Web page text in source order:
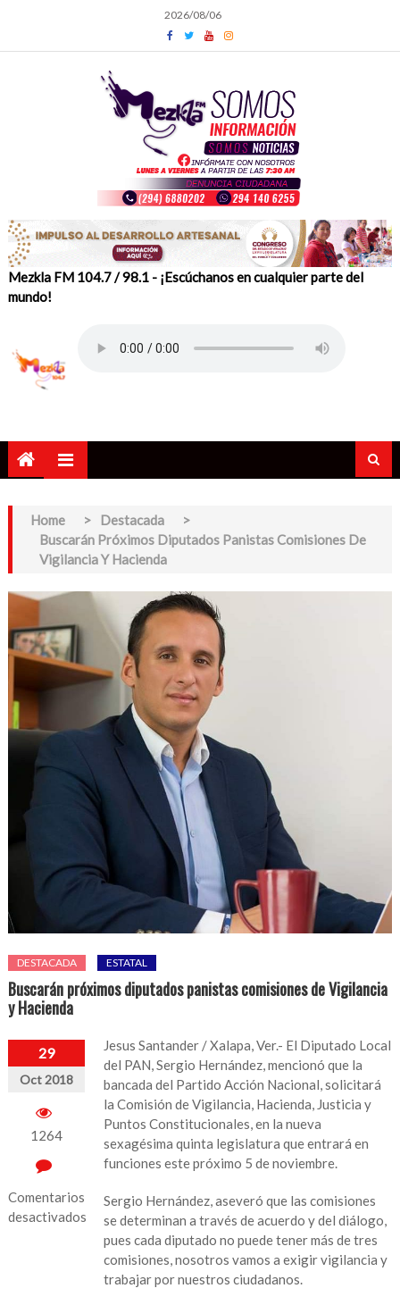
content
2026/08/06
Mezkla FM 104.7 / 98.1 - ¡Escúchanos en cualquier parte del
mundo!
Home > Destacada
>
Buscarán Próximos Diputados Panistas Comisiones De
Vigilancia Y Hacienda
DESTACADA ESTATAL
Buscarán próximos diputados panistas comisiones de Vigilancia
y Hacienda
29
Oct 2018
1264
Comentarios
desactivados
Jesus Santander / Xalapa, Ver.- El Diputado Local
del PAN, Sergio Hernández, mencionó que la
bancada del Partido Acción Nacional, solicitará
la Comisión de Vigilancia, Hacienda, Justicia y
Puntos Constitucionales, en la nueva
sexagésima quinta legislatura que entrará en
funciones este próximo 5 de noviembre.
Sergio Hernández, aseveró que las comisiones
se determinan a través de acuerdo y del diálogo,
pues cada diputado no puede tener más de tres
comisiones, nosotros vamos a exigir vigilancia y
trabajar por nuestros ciudadanos.